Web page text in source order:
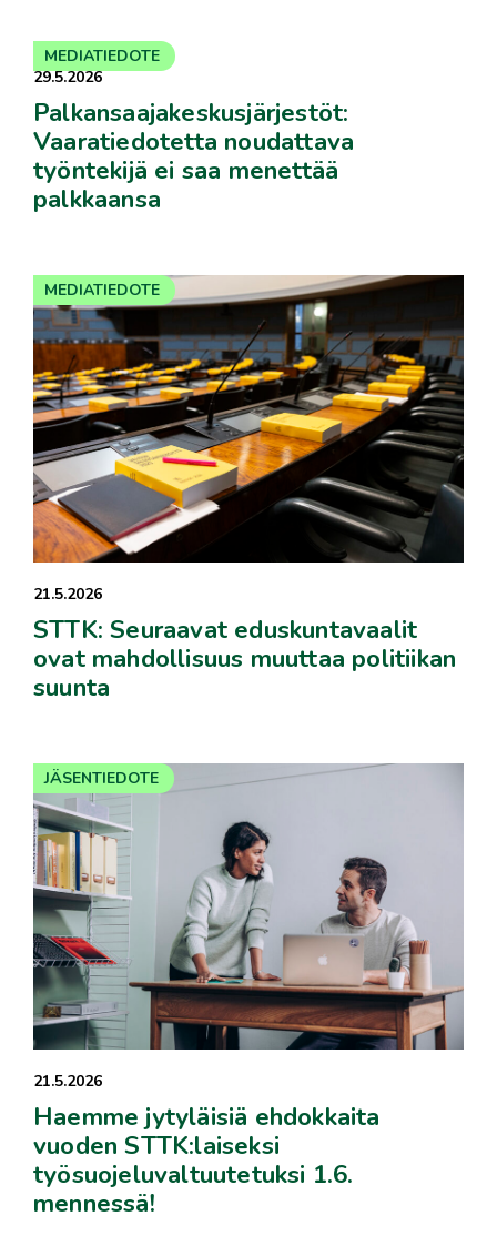
29.5.2026
Palkansaajakeskusjärjestöt:
Vaaratiedotetta noudattava
työntekijä ei saa menettää
palkkaansa
MEDIATIEDOTE
21.5.2026
STTK: Seuraavat eduskuntavaalit
ovat mahdollisuus muuttaa politiikan
suunta
MEDIATIEDOTE
21.5.2026
Haemme jytyläisiä ehdokkaita
vuoden STTK:laiseksi
työsuojeluvaltuutetuksi 1.6.
mennessä!
JÄSENTIEDOTE